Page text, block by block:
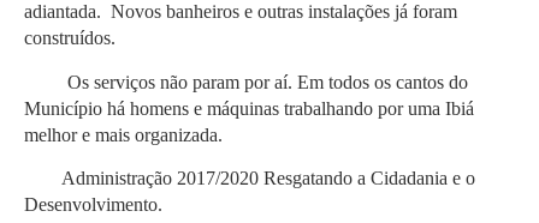
adiantada. Novos banheiros e outras instalações já foram
construídos.
Os serviços não param por aí. Em todos os cantos do
Município há homens e máquinas trabalhando por uma Ibiá
melhor e mais organizada.
Administração 2017/2020 Resgatando a Cidadania e o
Desenvolvimento.